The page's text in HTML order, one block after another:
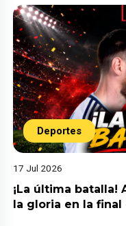
Deportes
17 Jul 2026
¡La última batalla!
la gloria en la final